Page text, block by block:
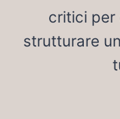
critici per
strutturare